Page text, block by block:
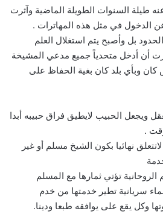
السنوات الطويلة الماضية وآثرت
الدخول في مثل هذه المهاترات .
بل وأصبح يتم استغلال العلم
أن أدخل متحدياً جميع مدعي المشيخة
وبأي بلد كان بغية الحفاظ على
ويجعل الحبيب لايطيق فراق حبيبه أبدا
.
نهائيا بكون الشيخ مسلم أو غير
الروحانية تؤتي ثمارها مع المسلم
سريانية تطير خدمتها من خدم
وكل يقع على يوافقه طبعا ودينا.